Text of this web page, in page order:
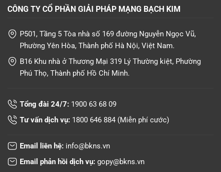
CÔNG TY CỔ PHẦN GIẢI PHÁP MẠNG BẠCH KIM
P501, Tầng 5 Tòa nhà số 169 đường Nguyễn Ngọc Vũ,
Phường Yên Hòa, Thành phố Hà Nội, Việt Nam.
B16 Khu nhà ở Thương Mại 319 Lý Thường kiệt, Phường
Phú Thọ, Thành phố Hồ Chí Minh.
Tổng đài 24/7: 1900 63 68 09
Tư vấn dịch vụ: 1800 646 884 (Miễn phí cước)
Email liên hệ: info@bkns.vn
Email phản hồi dịch vụ: gopy@bkns.vn